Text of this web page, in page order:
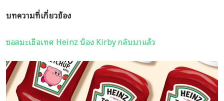
บทความที่เกี่ยวข้อง
ซอสมะเขือเทศ Heinz น้อง Kirby กลับมาแล้ว